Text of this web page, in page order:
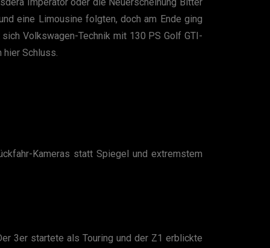
eine Limousine folgten, doch am Ende ging
Volkswagen-Technik mit 130 PS Golf GTI-
Schluss.
Kameras statt Spiegel und extremstem
3er startete als Touring und der Z1 erblickte